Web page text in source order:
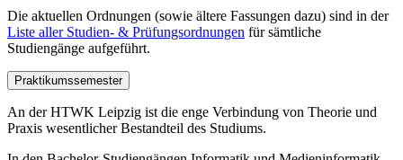
Die aktuellen Ordnungen (sowie ältere Fassungen dazu) sind in der
Liste aller Studien- & Prüfungsordnungen für sämtliche
Studiengänge aufgeführt.
Praktikumssemester
An der HTWK Leipzig ist die enge Verbindung von Theorie und
Praxis wesentlicher Bestandteil des Studiums.